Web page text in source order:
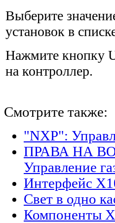
Выберите
установок в
Нажмите кнопку
на контроллер.
Смотрите также:
"NXP":
ПРАВА НА
Управление
Интерфейс
Свет в одно
Компоненты